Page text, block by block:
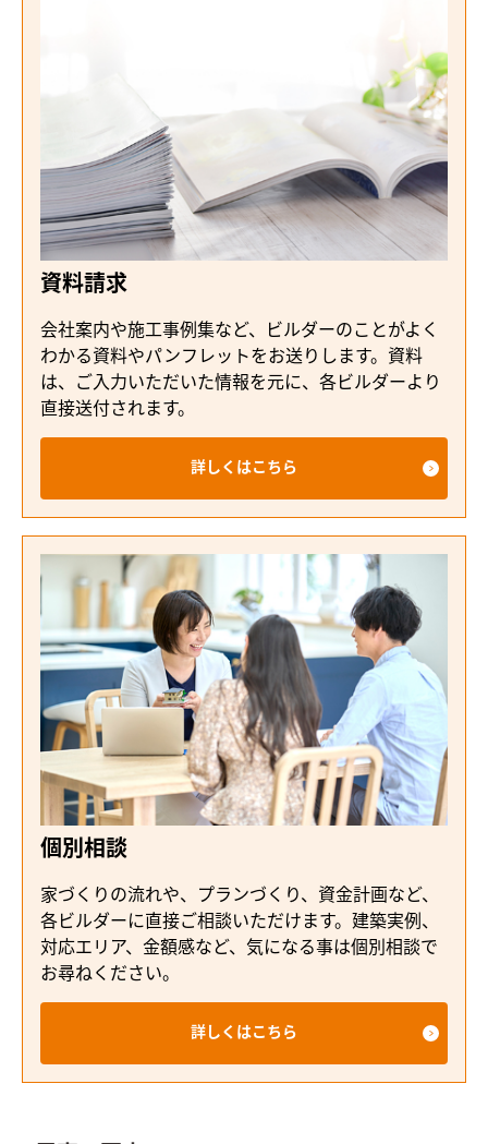
資料請求
会社案内や施工事例集など、ビルダーのことがよく
わかる資料やパンフレットをお送りします。資料
は、ご入力いただいた情報を元に、各ビルダーより
直接送付されます。
詳しくはこちら
個別相談
家づくりの流れや、プランづくり、資金計画など、
各ビルダーに直接ご相談いただけます。建築実例、
対応エリア、金額感など、気になる事は個別相談で
お尋ねください。
詳しくはこちら